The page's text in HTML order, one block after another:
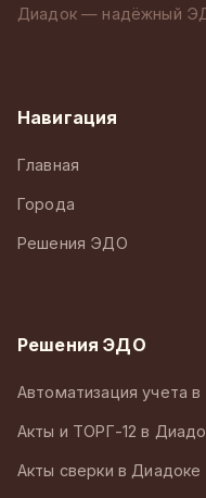
Диадок — надёжный
Навигация
Главная
Города
Решения ЭДО
Решения ЭДО
Автоматизация учета
Акты и ТОРГ-12 в
Акты сверки в Диадоке